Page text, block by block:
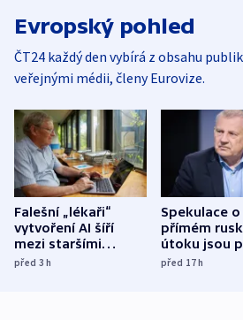
Evropský pohled
ČT24 každý den vybírá z obsahu
veřejnými médii, členy Eurovize.
Falešní „lékaři“
vytvoření AI šíří
mezi staršími
Poláky nebezpečné
před 3h
Spekulace o
přímém
útoku jsou
míní
před 17h